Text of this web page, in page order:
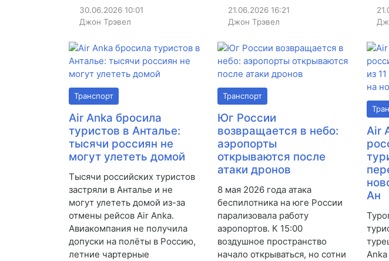
30.06.2026 10:01
Джон Трэвел
21.06.2026 16:21
Джон Трэвел
Транспорт
Air Anka бросила
туристов в Анталье:
тысячи россиян не
могут улететь домой
Тысячи российских туристов
застряли в Анталье и не
могут улететь домой из-за
отмены рейсов Air Anka.
Авиакомпания не получила
допуски на полёты в Россию,
летние чартерные
Транспорт
Юг России
возвращается в небо:
аэропорты
открываются после
атаки дронов
8 мая 2026 года атака
беспилотника на юге России
парализовала работу
аэропортов. К 15:00
воздушное пространство
начало открываться, но сотни
Air
Ан